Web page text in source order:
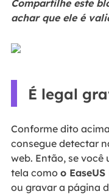
Compartilhe este
achar que ele é
É legal
Conforme dito
consegue detectar
web. Então, se
tela como o
ou gravar a página